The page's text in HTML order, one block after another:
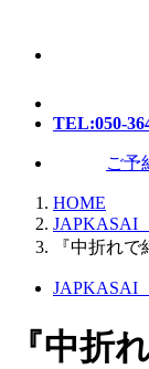
TEL:050-
ご予
HOME
JAPKASAI
『中折れで
JAPKASAI
『中折